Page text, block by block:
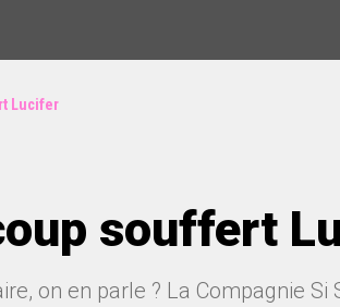
Lucifer
souffert
on en parle ? La Compagnie